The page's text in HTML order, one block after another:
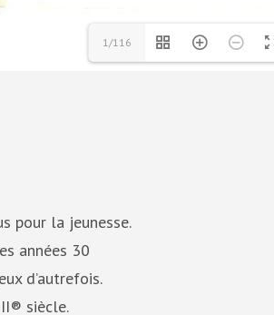
1/116
pour la jeunesse.
années 30
d’autrefois.
siècle.